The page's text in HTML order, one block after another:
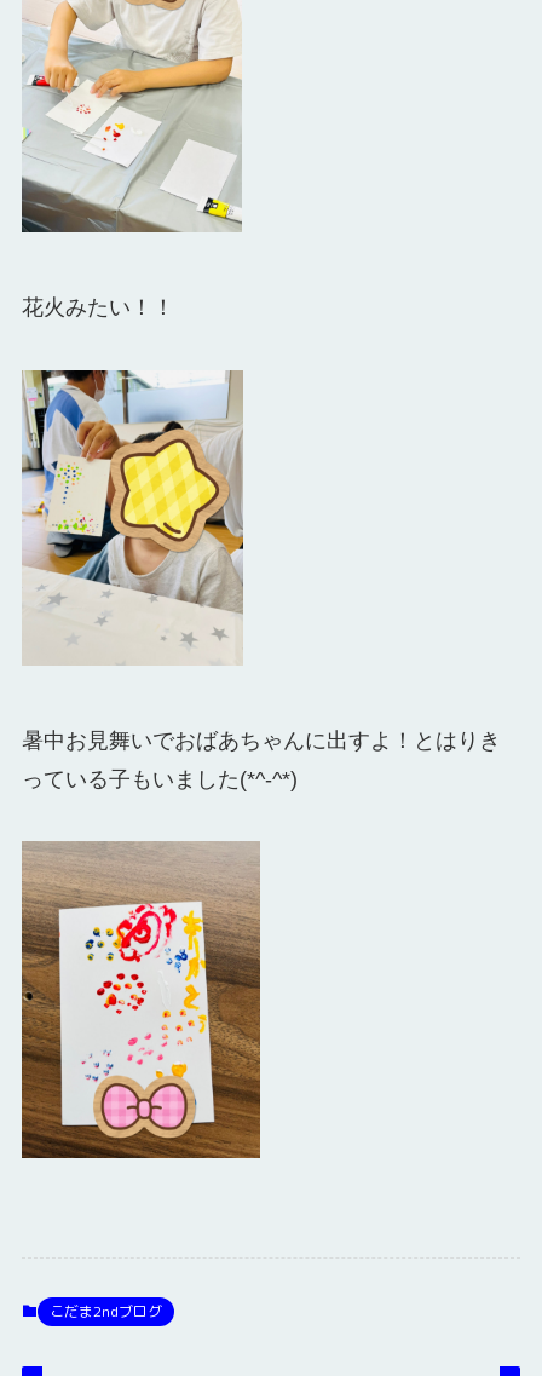
花火みたい！！
暑中お見舞いでおばあちゃんに出すよ！とはりき
っている子もいました(*^-^*)
こだま2ndブログ